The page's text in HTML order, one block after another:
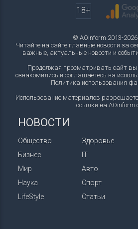
18+
© AOinform 2013-
Читайте на сайте главные новости за
важные, актуальные новости и
Продолжая просматривать сайт вы
ознакомились и соглашаетесь на
Политика использования
Использование материалов
ссылки на
НОВОСТИ
Общество
Бизнес
Мир
Наука
LifeStyle
Здоровье
IT
Авто
Спорт
Статьи